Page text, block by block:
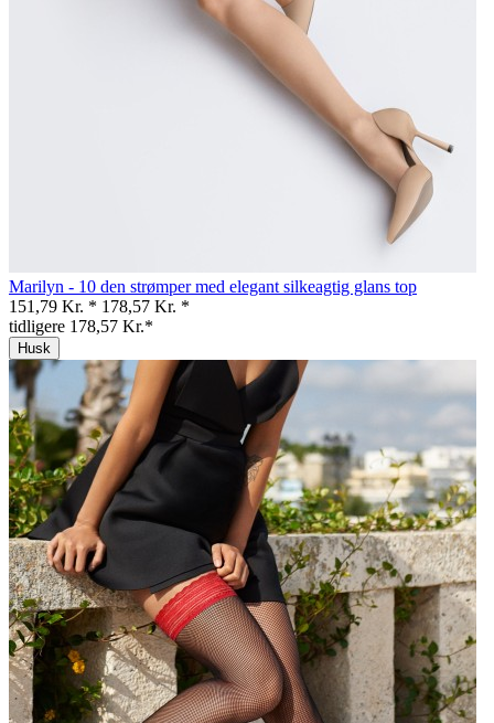
Marilyn - 10 den strømper med elegant silkeagtig glans top
151,79 Kr. * 178,57 Kr. *
tidligere 178,57 Kr.*
Husk